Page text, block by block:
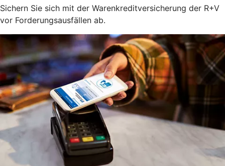
Sichern Sie sich mit der Warenkreditversicherung der R+V
vor Forderungsausfällen ab.